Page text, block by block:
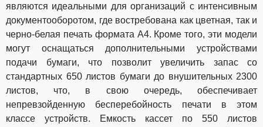
являются идеальными для организаций с интенсивным
документооборотом, где востребована как цветная, так и
черно-белая печать формата А4. Кроме того, эти модели
могут оснащаться дополнительными устройствами
подачи бумаги, что позволит увеличить запас со
стандартных 650 листов бумаги до внушительных 2300
листов, что, в свою очередь, обеспечивает
непревзойденную бесперебойность печати в этом
классе устройств. Емкость кассет по 550 листов